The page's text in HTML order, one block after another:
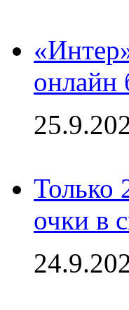
онлайн
Только
очки в